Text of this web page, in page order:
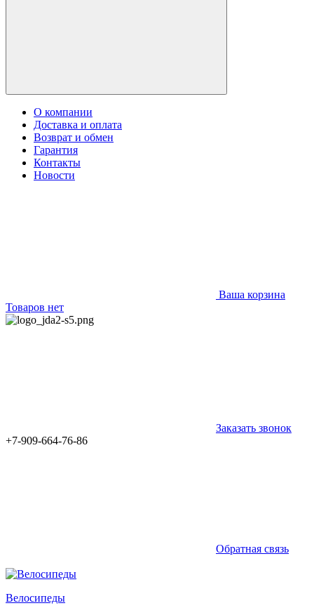
О компании
Доставка и оплата
Возврат и обмен
Гарантия
Контакты
Новости
Ваша корзина
Товаров нет
Заказать звонок
+7-909-664-76-86
Обратная связь
Велосипеды